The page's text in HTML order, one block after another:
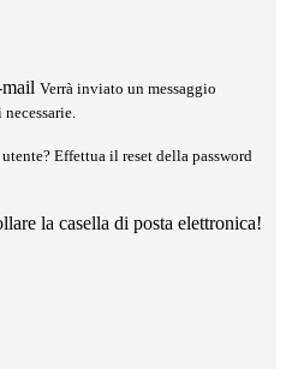
Verrà inviato un messaggio
Effettua il reset della password
la casella di posta elettronica!